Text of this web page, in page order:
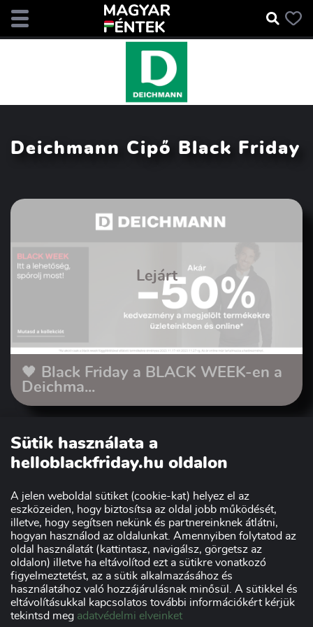
Deichmann Cipő Black Friday
Lejárt
🖤 Black Friday a BLACK WEEK-en a
Deichma...
Sütik használata a
helloblackfriday.hu oldalon
A jelen weboldal sütiket (cookie-kat) helyez el az
eszközeiden, hogy biztosítsa az oldal jobb működését,
illetve, hogy segítsen nekünk és partnereinknek átlátni,
hogyan használod az oldalunkat. Amennyiben folytatod az
oldal használatát (kattintasz, navigálsz, görgetsz az
oldalon) illetve ha eltávolítod ezt a sütikre vonatkozó
figyelmeztetést, az a sütik alkalmazásához és
használatához való hozzájárulásnak minősül. A sütikkel és
eltávolításukkal kapcsolatos további információkért kérjük
tekintsd meg adatvédelmi elveinket
Szakmai partnerünk:
Impresszum
Adatvédelmi nyilatkozat